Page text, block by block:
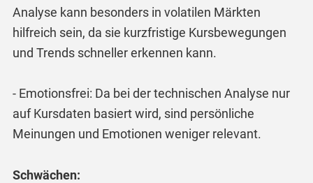
Analyse kann besonders in volatilen Märkten
hilfreich sein, da sie kurzfristige Kursbewegungen
und Trends schneller erkennen kann.
- Emotionsfrei: Da bei der technischen Analyse nur
auf Kursdaten basiert wird, sind persönliche
Meinungen und Emotionen weniger relevant.
Schwächen: